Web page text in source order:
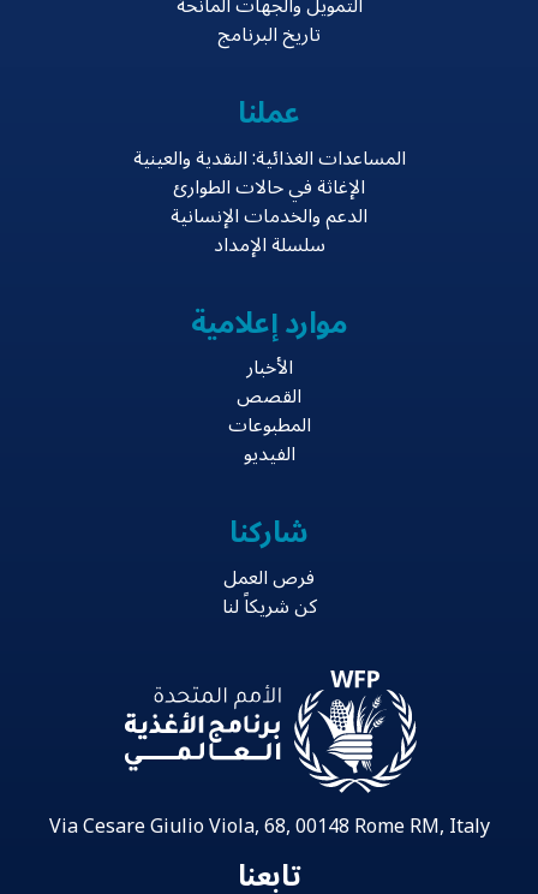
تاريخ البرنامج
عملنا
المساعدات الغذائية: النقدية والعينية
الإغاثة في حالات الطوارئ
الدعم والخدمات الإنسانية
سلسلة الإمداد
موارد إعلامية
الأخبار
القصص
المطبوعات
الفيديو
شاركنا
فرص العمل
كن شريكاً لنا
Via Cesare Giulio Viola, 68, 00148 Rome RM, Italy
تابعنا